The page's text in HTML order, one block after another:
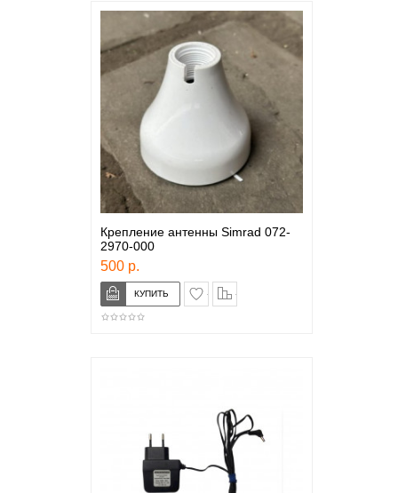
Крепление антенны Simrad 072-
2970-000
500 р.
в закладки